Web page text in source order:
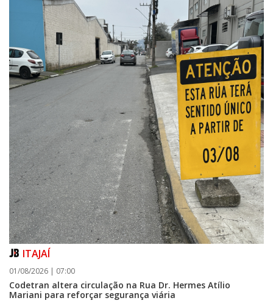
ITAJAÍ
01/08/2026 | 07:00
Codetran altera circulação na Rua Dr. Hermes Atílio
Mariani para reforçar segurança viária